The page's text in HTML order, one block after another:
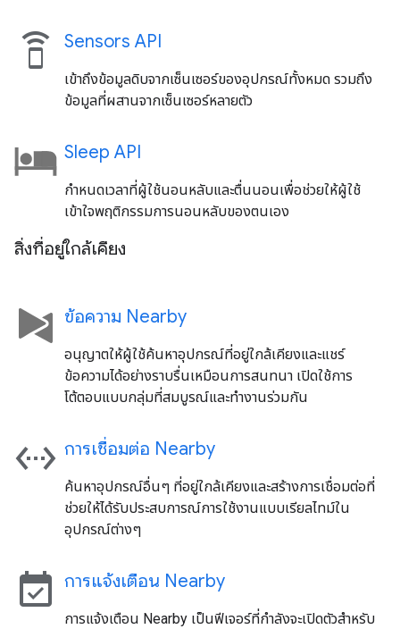
speaker_phone Sensors API
เข้าถึงข้อมูลดิบจากเซ็นเซอร์ของอุปกรณ์ทั้งหมด รวมถึง
ข้อมูลที่ผสานจากเซ็นเซอร์หลายตัว
Sleep API
กำหนดเวลาที่ผู้ใช้นอนหลับและตื่นนอนเพื่อช่วยให้ผู้ใช้
เข้าใจพฤติกรรมการนอนหลับของตนเอง
สิ่งที่อยู่ใกล้เคียง
ข้อความ Nearby
อนุญาตให้ผู้ใช้ค้นหาอุปกรณ์ที่อยู่ใกล้เคียงและแชร์
ข้อความได้อย่างราบรื่นเหมือนการสนทนา เปิดใช้การ
โต้ตอบแบบกลุ่มที่สมบูรณ์และทำงานร่วมกัน
settings_ethernet การเชื่อมต่อ Nearby
ค้นหาอุปกรณ์อื่นๆ ที่อยู่ใกล้เคียงและสร้างการเชื่อมต่อที่
ช่วยให้ได้รับประสบการณ์การใช้งานแบบเรียลไทม์ใน
อุปกรณ์ต่างๆ
event_available การแจ้งเตือน Nearby
การแจ้งเตือน Nearby เป็นฟีเจอร์ที่กำลังจะเปิดตัวสำหรับ